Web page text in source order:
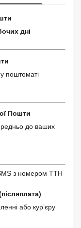
дні
поштоматі
Пошти
до ваших
з номером ТТН
або кур’єру